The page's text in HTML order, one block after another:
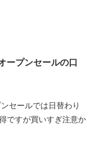
ープンセールの口
セールでは日替わり
ですが買いすぎ注意か